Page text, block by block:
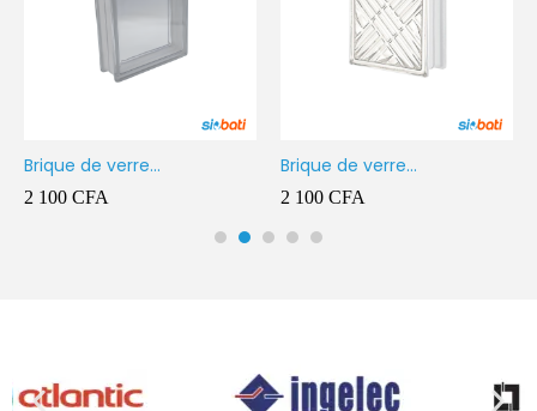
Brique de verre
190X190X80MM Transparent
2 100 CFA
Brique de verre
190X190X80MM CROSS
2 100 CFA